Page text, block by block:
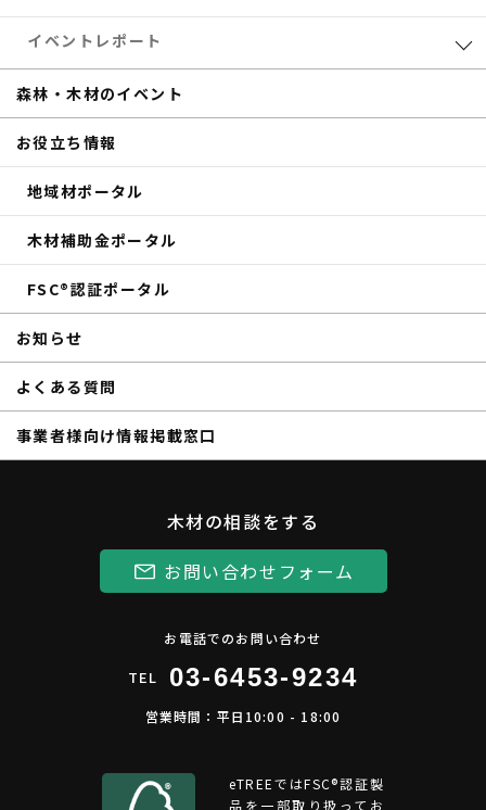
eTREEコラム
サステナブル
森林・木材のお得情報
木材加工
補助金
商品紹介
イベントレポート
共催セミナー
eTREE TALK
森の未来会議
その他のイベントレポート
森林・木材のイベント
お役立ち情報
地域材ポータル
木材補助金ポータル
FSC®認証ポータル
お知らせ
よくある質問
事業者様向け情報掲載窓口
木材の相談をする
お問い合わせフォーム
お電話でのお問い合わせ
TEL 03-6453-9234
営業時間：平日10:00 - 18:00
eTREEではFSC®︎認証製
品を一部取り扱ってお